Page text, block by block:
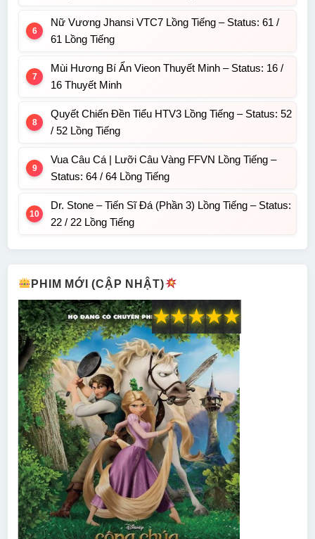
Nữ Vương Jhansi VTC7 Lồng Tiếng – Status: 61 /
61 Lồng Tiếng
Mùi Hương Bí Ẩn Vieon Thuyết Minh – Status: 16 /
16 Thuyết Minh
Quyết Chiến Đền Tiểu HTV3 Lồng Tiếng – Status: 52
/ 52 Lồng Tiếng
Vua Câu Cá | Lưỡi Câu Vàng FFVN Lồng Tiếng –
Status: 64 / 64 Lồng Tiếng
Dr. Stone – Tiến Sĩ Đá (Phần 3) Lồng Tiếng – Status:
22 / 22 Lồng Tiếng
PHIM MỚI (CẬP NHẬT)
★
★
★
★
★